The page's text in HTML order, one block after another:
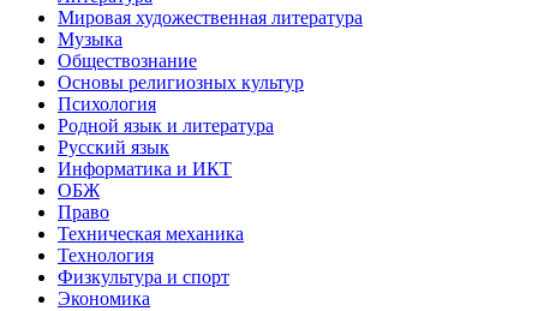
Мировая художественная литература
Музыка
Обществознание
Основы религиозных культур
Психология
Родной язык и литература
Русский язык
Информатика и ИКТ
ОБЖ
Право
Техническая механика
Технология
Физкультура и спорт
Экономика